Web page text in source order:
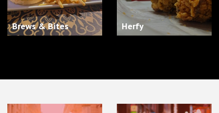
Brews & Bites Herfy